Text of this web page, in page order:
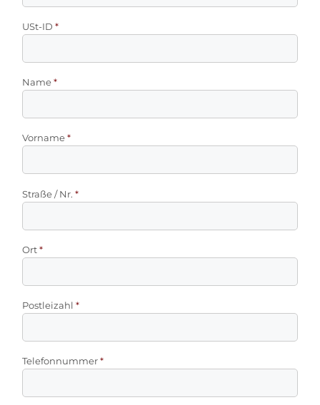
USt-ID *
Name *
Vorname *
Straße / Nr. *
Ort *
Postleizahl *
Telefonnummer *